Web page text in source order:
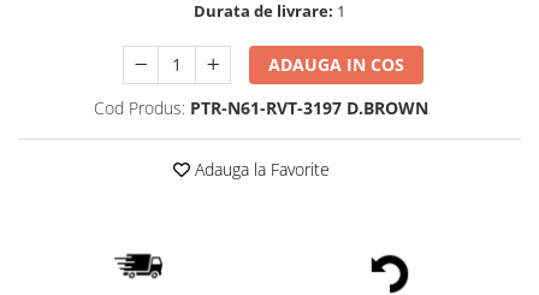
Durata de livrare: 1
ADAUGA IN COS
Cod Produs: PTR-N61-RVT-3197 D.BROWN
Adauga la Favorite